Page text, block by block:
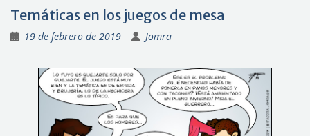
Temáticas en los juegos de mesa
19 de febrero de 2019 Jomra